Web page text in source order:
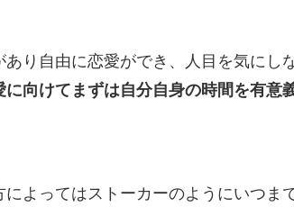
り自由に恋愛ができ、人目を気にし
向けてまずは自分自身の時間を有意
よってはストーカーのようにいつま